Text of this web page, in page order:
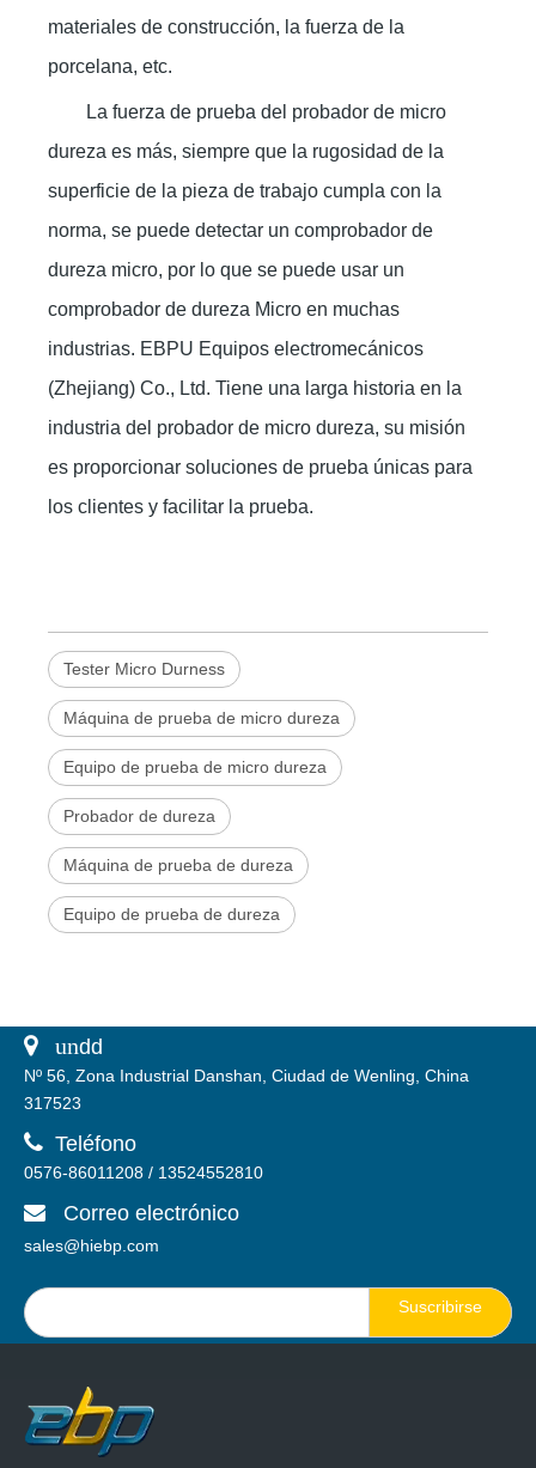
materiales de construcción, la fuerza de la
porcelana, etc.
La fuerza de prueba del probador de micro
dureza es más, siempre que la rugosidad de la
superficie de la pieza de trabajo cumpla con la
norma, se puede detectar un comprobador de
dureza micro, por lo que se puede usar un
comprobador de dureza Micro en muchas
industrias. EBPU Equipos electromecánicos
(Zhejiang) Co., Ltd. Tiene una larga historia en la
industria del probador de micro dureza, su misión
es proporcionar soluciones de prueba únicas para
los clientes y facilitar la prueba.
Tester Micro Durness
Máquina de prueba de micro dureza
Equipo de prueba de micro dureza
Probador de dureza
Máquina de prueba de dureza
Equipo de prueba de dureza
 undd
Nº 56, Zona Industrial Danshan, Ciudad de Wenling, China
317523
 Teléfono
0576-86011208 / 13524552810
 Correo electrónico
sales@hiebp.com
Suscribirse